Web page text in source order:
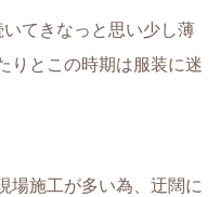
てきなっと思い少し薄
りとこの時期は服装に迷
場施工が多い為、迂闊に